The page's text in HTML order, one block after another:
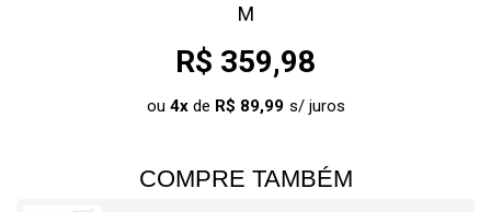
M
R$ 359,98
ou 4xde R$ 89,99
COMPRE TAMBÉM